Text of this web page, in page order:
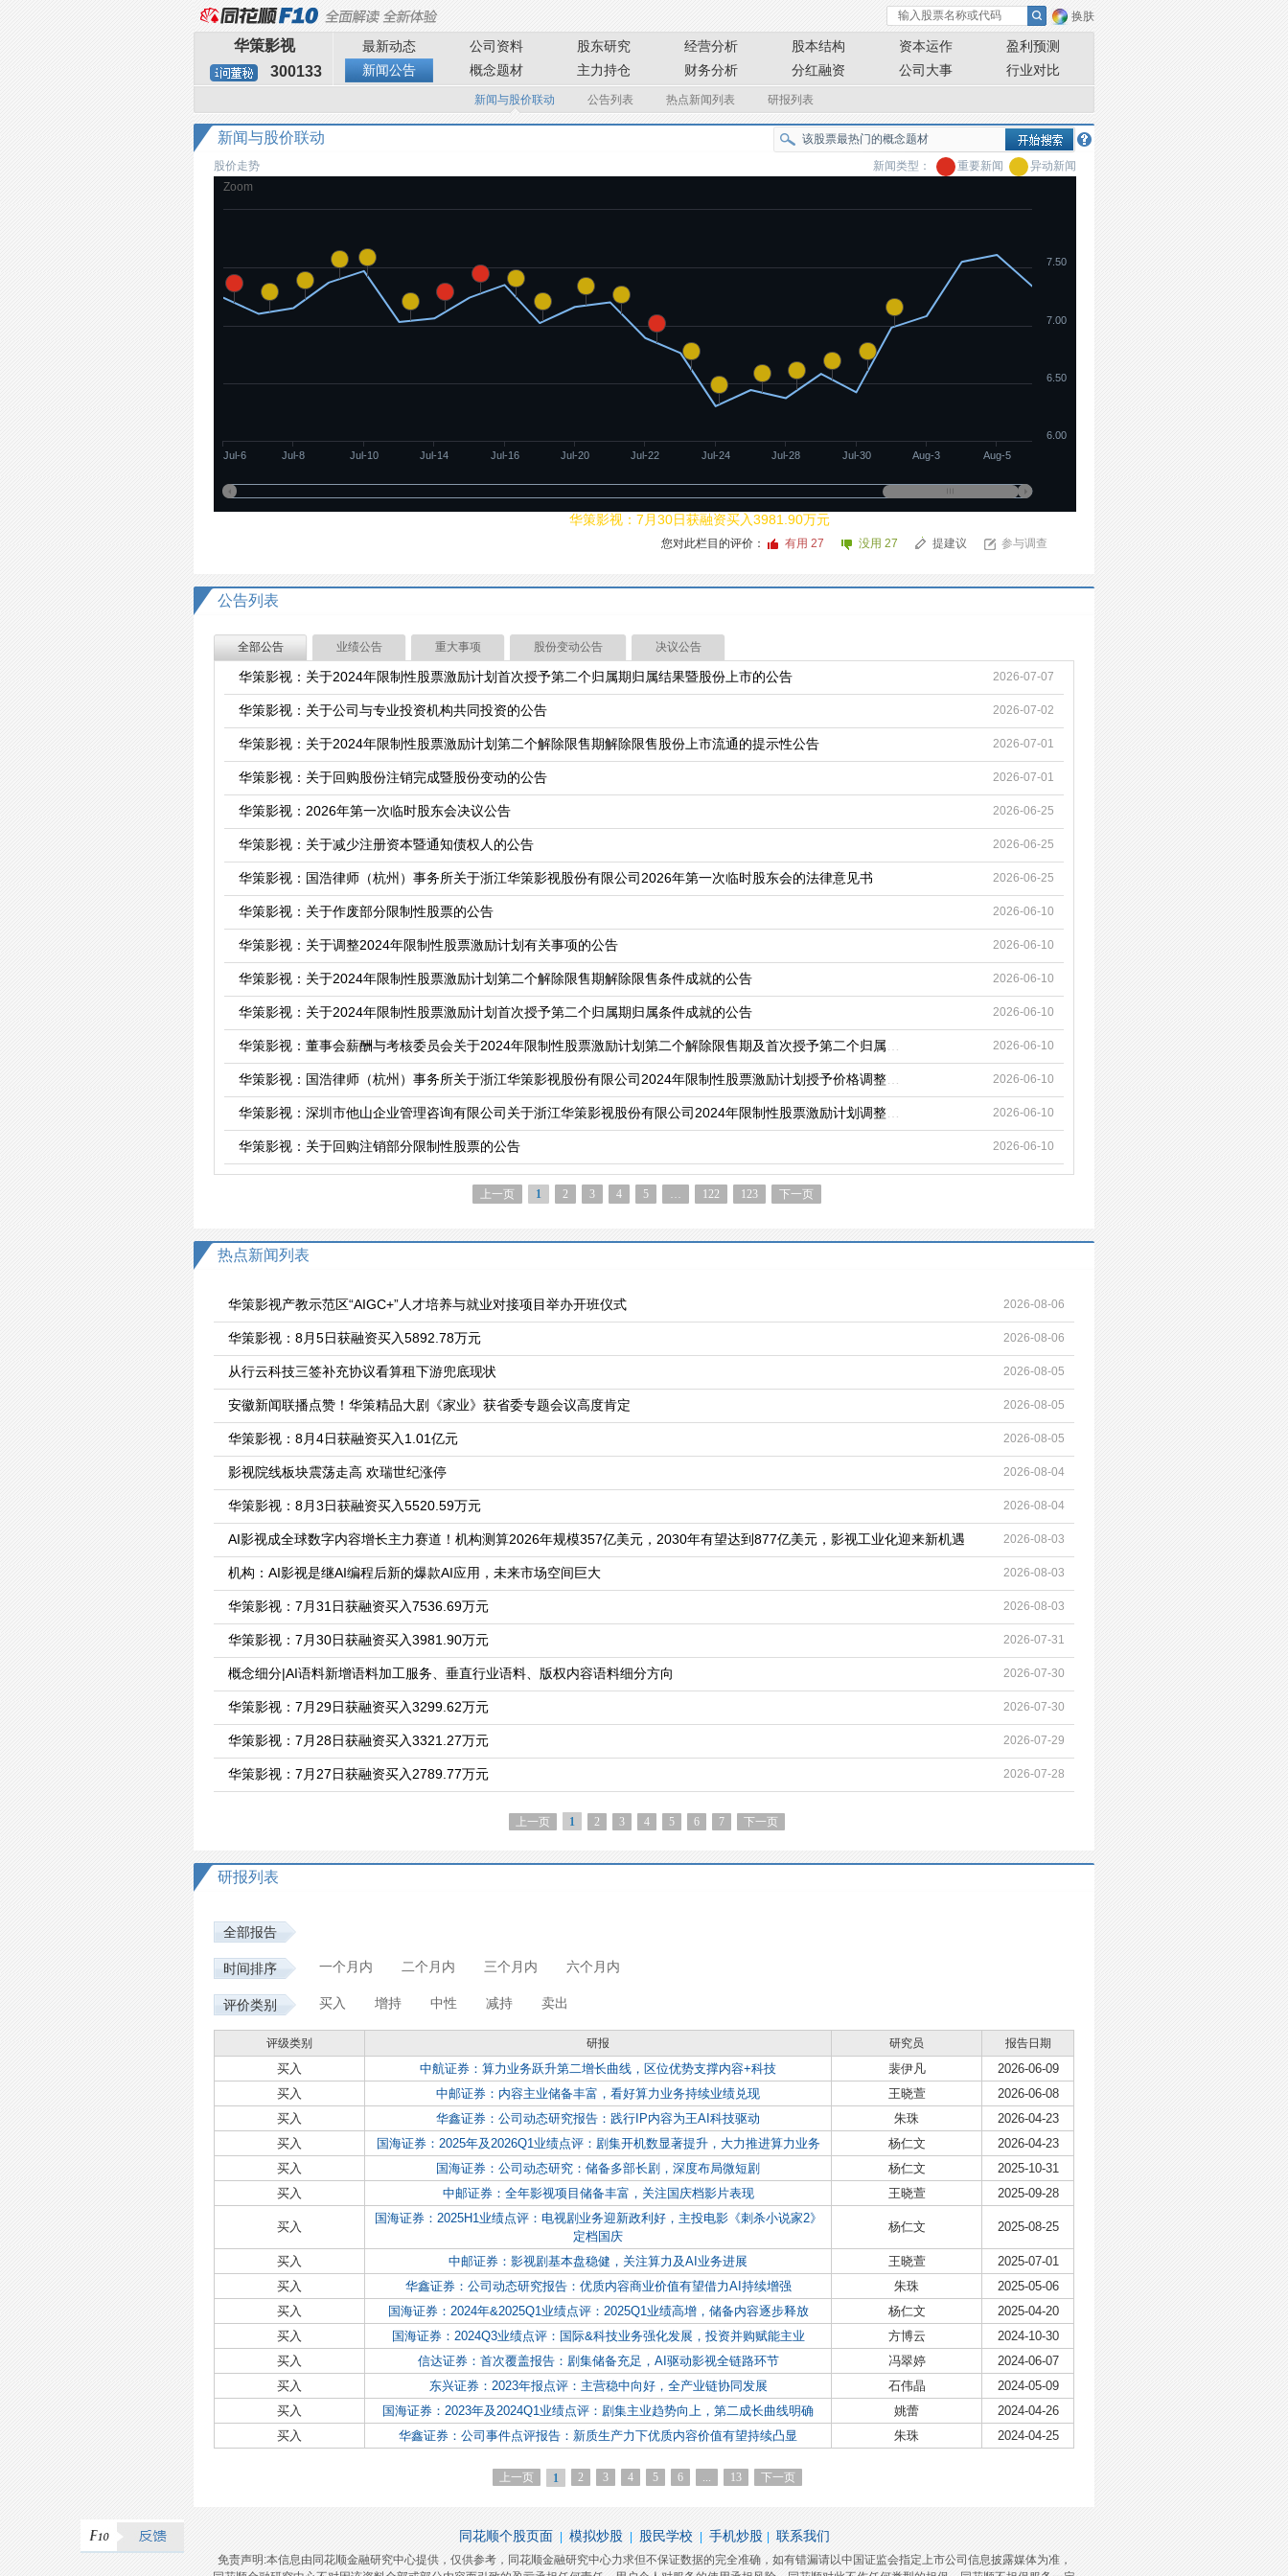
换肤
华策影视
300133
最新动态 公司资料 股东研究 经营分析 股本结构 资本运作
盈利预测
新闻公告
概念题材 主力持仓 财务分析 分红融资 公司大事 行业对比
新闻与股价联动 公告列表 热点新闻列表 研报列表
新闻与股价联动
新闻类型： 重要新闻 异动新闻
股价走势
Zoom
Jul-6 Jul-8 Jul-10 Jul-14 Jul-16 Jul-20 Jul-22 Jul-24 Jul-28 Jul-30 Aug-3 Aug-5
6.00
6.50
7.00
7.50
华策影视：7月30日获融资买入3981.90万元
您对此栏目的评价： 有用 27 没用 27 提建议 参与调查
公告列表
全部公告 业绩公告 重大事项 股份变动公告 决议公告
2026-07-07
华策影视：关于2024年限制性股票激励计划首次授予第二个归属期归属结果暨股份上市的公告
2026-07-02
华策影视：关于公司与专业投资机构共同投资的公告
2026-07-01
华策影视：关于2024年限制性股票激励计划第二个解除限售期解除限售股份上市流通的提示性公告
2026-07-01
华策影视：关于回购股份注销完成暨股份变动的公告
2026-06-25
华策影视：2026年第一次临时股东会决议公告
2026-06-25
华策影视：关于减少注册资本暨通知债权人的公告
2026-06-25
华策影视：国浩律师（杭州）事务所关于浙江华策影视股份有限公司2026年第一次临时股东会的法律意见书
2026-06-10
华策影视：关于作废部分限制性股票的公告
2026-06-10
华策影视：关于调整2024年限制性股票激励计划有关事项的公告
2026-06-10
华策影视：关于2024年限制性股票激励计划第二个解除限售期解除限售条件成就的公告
2026-06-10
华策影视：关于2024年限制性股票激励计划首次授予第二个归属期归属条件成就的公告
2026-06-10
2026-06-10
2026-06-10
2026-06-10
华策影视：关于回购注销部分限制性股票的公告
上一页 1 2 3 4 5 … 122 123 下一页
热点新闻列表
华策影视产教示范区“AIGC+”人才培养与就业对接项目举办开班仪式 2026-08-06
华策影视：8月5日获融资买入5892.78万元 2026-08-06
从行云科技三签补充协议看算租下游兜底现状 2026-08-05
安徽新闻联播点赞！华策精品大剧《家业》获省委专题会议高度肯定 2026-08-05
华策影视：8月4日获融资买入1.01亿元 2026-08-05
影视院线板块震荡走高 欢瑞世纪涨停 2026-08-04
华策影视：8月3日获融资买入5520.59万元 2026-08-04
AI影视成全球数字内容增长主力赛道！机构测算2026年规模357亿美元，2030年有望达到877亿美元，影视工业化迎来新机遇 2026-08-03
机构：AI影视是继AI编程后新的爆款AI应用，未来市场空间巨大 2026-08-03
华策影视：7月31日获融资买入7536.69万元 2026-08-03
华策影视：7月30日获融资买入3981.90万元 2026-07-31
概念细分|AI语料新增语料加工服务、垂直行业语料、版权内容语料细分方向 2026-07-30
华策影视：7月29日获融资买入3299.62万元 2026-07-30
华策影视：7月28日获融资买入3321.27万元 2026-07-29
华策影视：7月27日获融资买入2789.77万元 2026-07-28
上一页 1 2 3 4 5 6 7 下一页
研报列表
全部报告
时间排序 一个月内 二个月内 三个月内 六个月内
评价类别 买入 增持 中性 减持 卖出
评级类别 研报 研究员 报告日期
买入 中航证券：算力业务跃升第二增长曲线，区位优势支撑内容+科技 裴伊凡
2026-06-09
买入
中邮证券：内容主业储备丰富，看好算力业务持续业绩兑现 王晓萱
2026-06-08
买入
华鑫证券：公司动态研究报告：践行IP内容为王AI科技驱动 朱珠
2026-04-23
买入
国海证券：2025年及2026Q1业绩点评：剧集开机数显著提升，大力推进算力业务 杨仁文
2026-04-23
买入
国海证券：公司动态研究：储备多部长剧，深度布局微短剧 杨仁文
2025-10-31
买入
中邮证券：全年影视项目储备丰富，关注国庆档影片表现 王晓萱 2025-09-28
买入
国海证券：2025H1业绩点评：电视剧业务迎新政利好，主投电影《刺杀小说家2》
定档国庆
杨仁文 2025-08-25
买入 中邮证券：影视剧基本盘稳健，关注算力及AI业务进展 王晓萱
2025-07-01
买入
华鑫证券：公司动态研究报告：优质内容商业价值有望借力AI持续增强 朱珠
2025-05-06
买入
国海证券：2024年&2025Q1业绩点评：2025Q1业绩高增，储备内容逐步释放 杨仁文
2025-04-20
买入
国海证券：2024Q3业绩点评：国际&科技业务强化发展，投资并购赋能主业 方博云
2024-10-30
买入
信达证券：首次覆盖报告：剧集储备充足，AI驱动影视全链路环节 冯翠婷
2024-06-07
买入
东兴证券：2023年报点评：主营稳中向好，全产业链协同发展 石伟晶
2024-05-09
买入
国海证券：2023年及2024Q1业绩点评：剧集主业趋势向上，第二成长曲线明确 姚蕾
2024-04-26
买入
华鑫证券：公司事件点评报告：新质生产力下优质内容价值有望持续凸显 朱珠 2024-04-25
上一页 1 2 3 4 5 6 ... 13 下一页
同花顺个股页面 | 模拟炒股 | 股民学校 | 手机炒股 | 联系我们
免责声明:本信息由同花顺金融研究中心提供，仅供参考，同花顺金融研究中心力求但不保证数据的完全准确，如有错漏请以中国证监会指定上市公司信息披露媒体为准，